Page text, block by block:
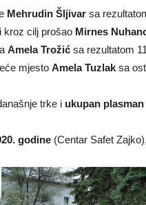
Mehrudin Šljivar sa
kroz cilj prošao Mirnes
Amela Trožić sa rezultatom
mjesto Amela Tuzlak sa
trke i ukupan plasman
godine (Centar Safet